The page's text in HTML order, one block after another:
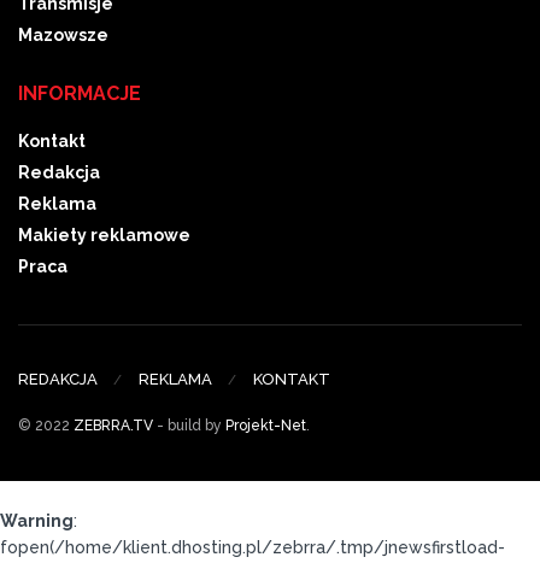
Mazowsze
INFORMACJE
Kontakt
Redakcja
Reklama
Makiety reklamowe
Praca
REDAKCJA REKLAMA KONTAKT
© 2022 ZEBRRA.TV - build by Projekt-Net.
Warning:
fopen(/home/klient.dhosting.pl/zebrra/.tmp/jnewsfirstload-